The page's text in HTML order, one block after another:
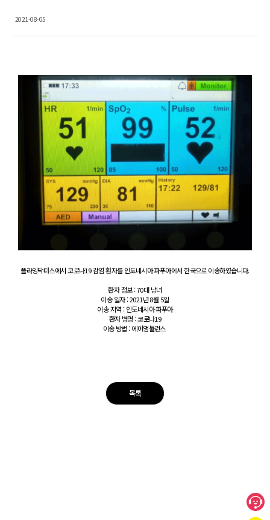
2021-08-05
Content
플라잉닥터스에서 코로나19 감염 환자를 인도네시아 파푸아에서 한국으로 이송하였습니다.
환자 정보 : 70대 남녀
이송 일자 : 2021년 8월 5일
이송 지역 : 인도네시아 파푸아
환자 병명 : 코로나19
이송 방법 : 에어앰뷸런스
목록